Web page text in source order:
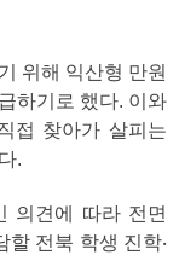
위해 익산형 만원
하기로 했다. 이와
접 찾아가 살피는
.
의견에 따라 전면
전북 학생 진학‧